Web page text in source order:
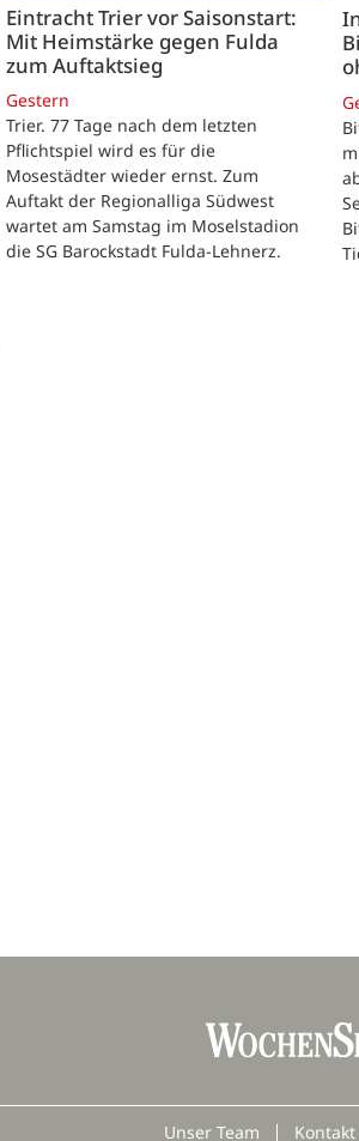
Eintracht Trier vor Saisonstart:
Mit Heimstärke gegen Fulda
zum Auftaktsieg
Gestern
Trier. 77 Tage nach dem letzten
Pflichtspiel wird es für die
Mosestädter wieder ernst. Zum
Auftakt der Regionalliga Südwest
wartet am Samstag im Moselstadion
die SG Barockstadt Fulda-Lehnerz.
Unser Team Kontakt